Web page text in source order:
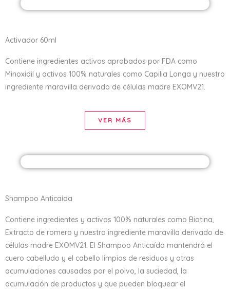
Activador 60ml
Contiene ingredientes activos aprobados por FDA como
Minoxidil y activos 100% naturales como Capilia Longa y nuestro
ingrediente maravilla derivado de células madre EXOMV21.
VER MÁS
Shampoo Anticaída
Contiene ingredientes y activos 100% naturales como Biotina,
Extracto de romero y nuestro ingrediente maravilla derivado de
células madre EXOMV21. El Shampoo Anticaída mantendrá el
cuero cabelludo y el cabello limpios de residuos y otras
acumulaciones causadas por el polvo, la suciedad, la
acumulación de productos y que pueden bloquear el